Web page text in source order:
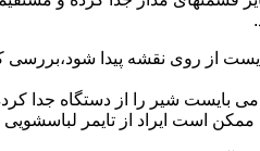
از روی ﻧﻘﺸﻪ ﭘﯿﺪا
بایست ﺷﯿﺮ را از دستگاه جدا
است ایراد از تایمر